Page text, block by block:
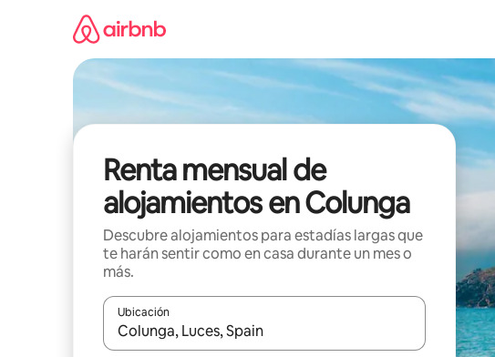
Renta mensual de
alojamientos en Colunga
Descubre alojamientos para estadías largas que
te harán sentir como en casa durante un mes o
más.
Ubicación
Cuando los resultados estén disponibles, navega con las teclas